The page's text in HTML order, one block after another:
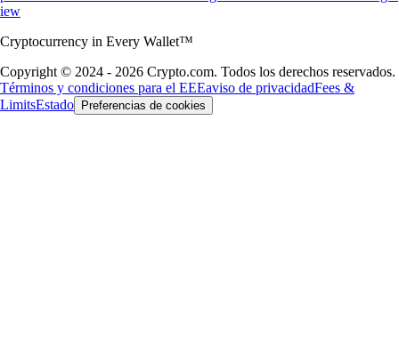
iew
Cryptocurrency in Every Wallet™
Copyright © 2024 - 2026 Crypto.com. Todos los derechos reservados.
Términos y condiciones para el EEEaviso de privacidadFees &
LimitsEstado Preferencias de cookies